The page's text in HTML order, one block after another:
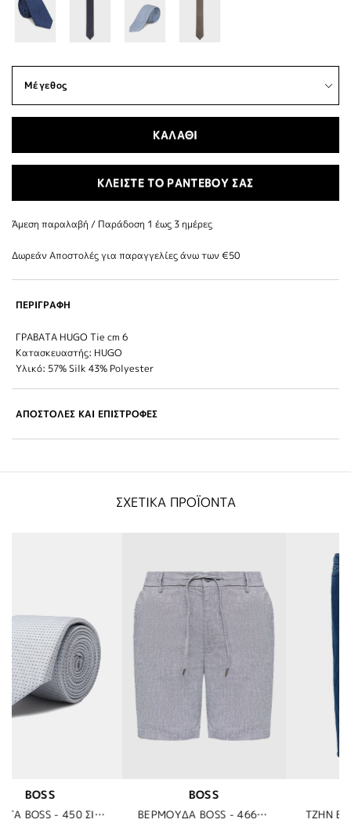
ΚΑΛΑΘΙ
ΚΛΕΙΣΤΕ ΤΟ ΡΑΝΤΕΒΟΥ ΣΑΣ
Άμεση παραλαβή / Παράδoση 1 έως 3 ημέρες
Δωρεάν Αποστολές για παραγγελίες άνω των €50
ΠΕΡΙΓΡΑΦΗ
ΓΡΑΒΑΤΑ HUGO Tie cm 6
Κατασκευαστής: HUGO
Υλικό: 57% Silk 43% Polyester
ΑΠΟΣΤΟΛΕΣ ΚΑΙ ΕΠΙΣΤΡΟΦΕΣ
ΣΧΕΤΙΚΑ ΠΡΟΪΟΝΤΑ
ΒΕΡΜΟΥΔΑ BOSS - 466 ΣΙΕΛ
TZHN BOSS - 422 DENIM